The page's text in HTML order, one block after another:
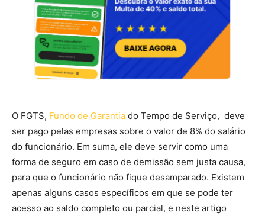
O FGTS, Fundo de Garantia do Tempo de Serviço, deve
ser pago pelas empresas sobre o valor de 8% do salário
do funcionário. Em suma, ele deve servir como uma
forma de seguro em caso de demissão sem justa causa,
para que o funcionário não fique desamparado. Existem
apenas alguns casos específicos em que se pode ter
acesso ao saldo completo ou parcial, e neste artigo